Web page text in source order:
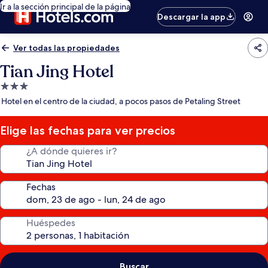
Ir a la sección principal de la página
Descargar la app
Ver todas las propiedades
Tian Jing Hotel
Propiedad
de
estrellas
Hotel en el centro de la ciudad, a pocos pasos de Petaling Street
Elige las fechas para ver precios
¿A dónde quieres ir?
Fechas
Huéspedes